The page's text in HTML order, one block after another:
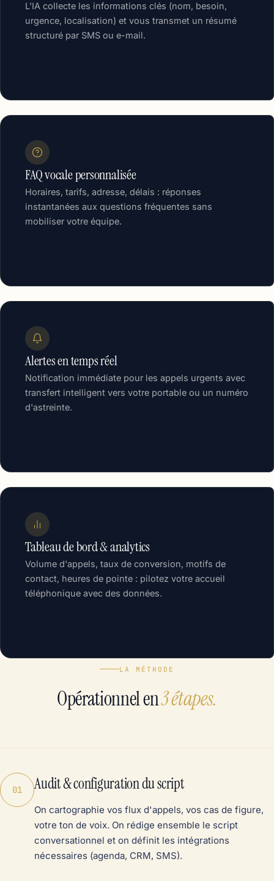
L'IA collecte les informations clés (nom, besoin,
urgence, localisation) et vous transmet un résumé
structuré par SMS ou e-mail.
FAQ vocale personnalisée
Horaires, tarifs, adresse, délais : réponses
instantanées aux questions fréquentes sans
mobiliser votre équipe.
Alertes en temps réel
Notification immédiate pour les appels urgents avec
transfert intelligent vers votre portable ou un numéro
d'astreinte.
Tableau de bord & analytics
Volume d'appels, taux de conversion, motifs de
contact, heures de pointe : pilotez votre accueil
téléphonique avec des données.
LA MÉTHODE
Opérationnel en3 étapes.
01 Audit & configuration du script
On cartographie vos flux d'appels, vos cas de figure,
votre ton de voix. On rédige ensemble le script
conversationnel et on définit les intégrations
nécessaires (agenda, CRM, SMS).